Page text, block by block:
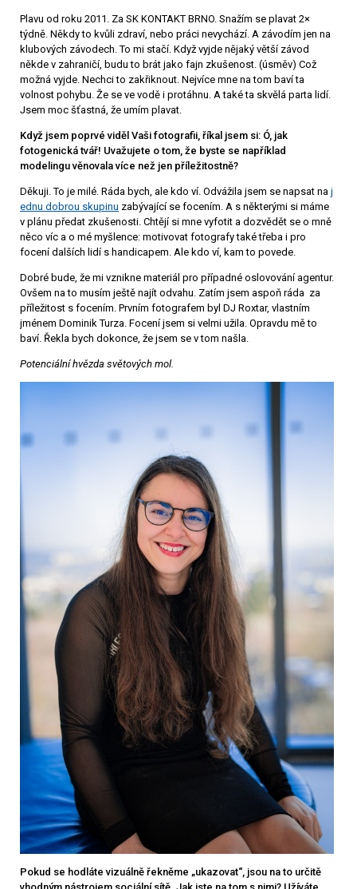
Plavu od roku 2011. Za SK KONTAKT BRNO. Snažím se plavat 2×
týdně. Někdy to kvůli zdraví, nebo práci nevychází. A závodím jen na
klubových závodech. To mi stačí. Když vyjde nějaký větší závod
někde v zahraničí, budu to brát jako fajn zkušenost. (úsměv) Což
možná vyjde. Nechci to zakřiknout. Nejvíce mne na tom baví ta
volnost pohybu. Že se ve vodě i protáhnu. A také ta skvělá parta lidí.
Jsem moc šťastná, že umím plavat.
Když jsem poprvé viděl Vaši fotografii, říkal jsem si: Ó, jak
fotogenická tvář! Uvažujete o tom, že byste se například
modelingu věnovala více než jen příležitostně?
Děkuji. To je milé. Ráda bych, ale kdo ví. Odvážila jsem se napsat na j
ednu dobrou skupinu zabývající se focením. A s některými si máme
v plánu předat zkušenosti. Chtějí si mne vyfotit a dozvědět se o mně
něco víc a o mé myšlence: motivovat fotografy také třeba i pro
focení dalších lidí s handicapem. Ale kdo ví, kam to povede.
Dobré bude, že mi vznikne materiál pro případné oslovování agentur.
Ovšem na to musím ještě najít odvahu. Zatím jsem aspoň ráda za
příležitost s focením. Prvním fotografem byl DJ Roxtar, vlastním
jménem Dominik Turza. Focení jsem si velmi užila. Opravdu mě to
baví. Řekla bych dokonce, že jsem se v tom našla.
Potenciální hvězda světových mol.
Pokud se hodláte vizuálně řekněme „ukazovat“, jsou na to určitě